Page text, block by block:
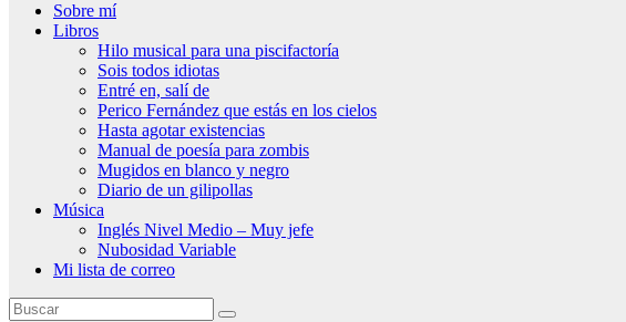
Sobre mí
Libros
Hilo musical para una piscifactoría
Sois todos idiotas
Entré en, salí de
Perico Fernández que estás en los cielos
Hasta agotar existencias
Manual de poesía para zombis
Mugidos en blanco y negro
Diario de un gilipollas
Música
Inglés Nivel Medio – Muy jefe
Nubosidad Variable
Mi lista de correo